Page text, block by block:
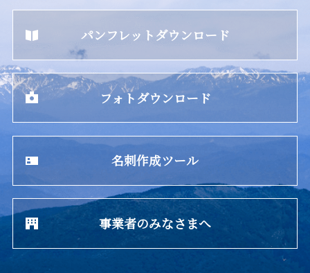
パンフレットダウンロード
フォトダウンロード
名刺作成ツール
事業者のみなさまへ